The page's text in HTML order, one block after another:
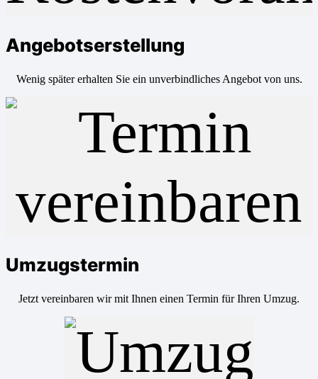
Angebotserstellung
Wenig später erhalten Sie ein unverbindliches Angebot von uns.
Umzugstermin
Jetzt vereinbaren wir mit Ihnen einen Termin für Ihren Umzug.